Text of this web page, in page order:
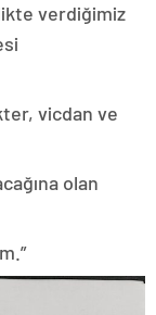
verdiğimiz
vicdan ve
olan